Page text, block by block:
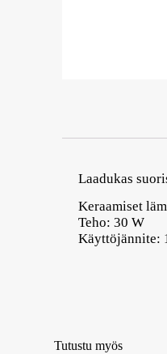
Laadukas
Keraamiset
Teho: 30 W
Käyttöjännite:
Tutustu myös